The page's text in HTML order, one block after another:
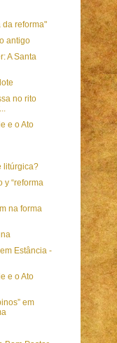
da reforma"
antigo
A Santa
no rito
e o Ato
litúrgica?
y “reforma
na forma
Estância -
e o Ato
em